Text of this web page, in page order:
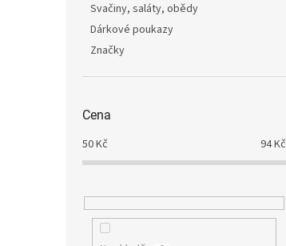
Svačiny, saláty, obědy
Dárkové poukazy
Značky
Cena
50Kč 94Kč